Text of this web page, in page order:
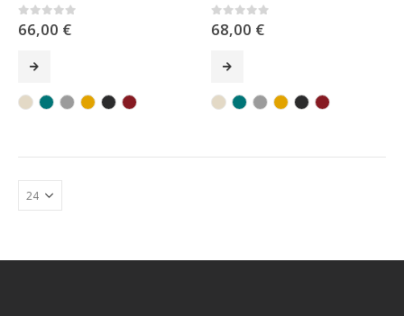
0sur 5
66,00 € 0sur 5
68,00 €